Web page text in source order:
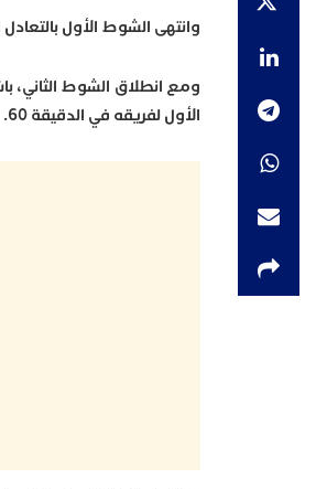
وانتهى الشوط الأول
ومع انطلاق الشوط الثاني،
الأول لفريقه في الدقيقة 60.